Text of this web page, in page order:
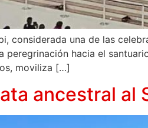
considerada una de las
peregrinación hacia el
moviliza […]
ancestral al